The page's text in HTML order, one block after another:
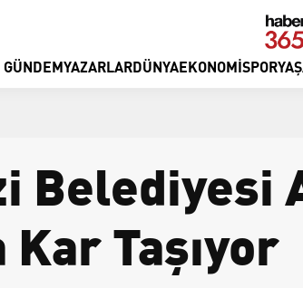
GÜNDEMYAZARLARDÜNYAEKONOMISPOR
Belediyesi
Taşıyor